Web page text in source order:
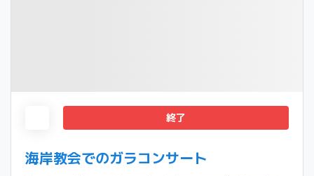
海岸教会でのガラコンサート
終了